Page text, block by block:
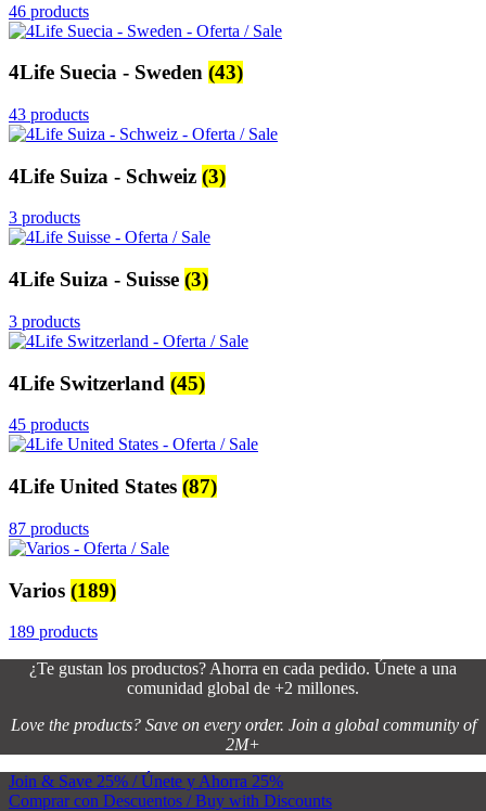
46 products
4Life Suecia - Sweden (43)
43 products
4Life Suiza - Schweiz (3)
3 products
4Life Suiza - Suisse (3)
3 products
4Life Switzerland (45)
45 products
4Life United States (87)
87 products
Varios (189)
189 products
¿Te gustan los productos? Ahorra en cada pedido. Únete a una
comunidad global de +2 millones.
Love the products? Save on every order. Join a global community of
2M+
Join & Save 25% / Únete y Ahorra 25%
Comprar con Descuentos / Buy with Discounts